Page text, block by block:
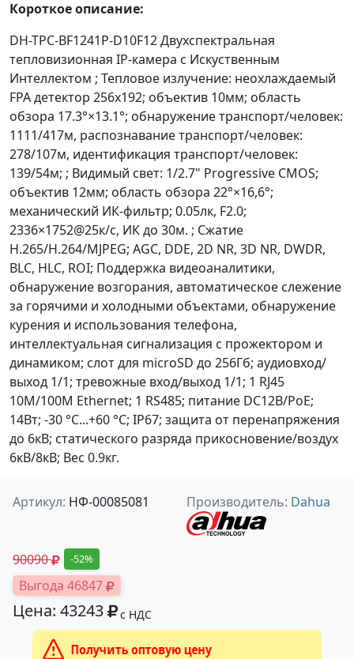
Короткое описание:
DH-TPC-BF1241P-D10F12 Двухспектральная
тепловизионная IP-камера с Искуственным
Интеллектом ; Тепловое излучение: неохлаждаемый
FPA детектор 256x192; объектив 10мм; область
обзора 17.3°×13.1°; обнаружение транспорт/человек:
1111/417м, распознавание транспорт/человек:
278/107м, идентификация транспорт/человек:
139/54м; ; Видимый свет: 1/2.7" Progressive CMOS;
объектив 12мм; область обзора 22°×16,6°;
механический ИК-фильтр; 0.05лк, F2.0;
2336×1752@25к/с, ИК до 30м. ; Сжатие
H.265/H.264/MJPEG; AGC, DDE, 2D NR, 3D NR, DWDR,
BLC, HLC, ROI; Поддержка видеоаналитики,
обнаружение возгорания, автоматическое слежение
за горячими и холодными объектами, обнаружение
курения и использования телефона,
интеллектуальная сигнализация с прожектором и
динамиком; слот для microSD до 256Гб; аудиовход/
выход 1/1; тревожные вход/выход 1/1; 1 RJ45
10M/100M Ethernet; 1 RS485; питание DC12В/PoE;
14Вт; -30 °C...+60 °C; IP67; защита от перенапряжения
до 6кВ; статического разряда прикосновение/воздух
6кВ/8кВ; Вес 0.9кг.
Артикул: НФ-00085081 Производитель: Dahua
90090 -52%
Выгода 46847
Цена: 43243 с НДС
Получить оптовую цену